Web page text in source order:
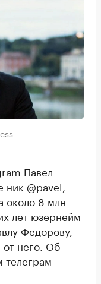
Павел
@pavel,
около 8 млн
лет юзернейм
Федорову,
от него. Об
телеграм-